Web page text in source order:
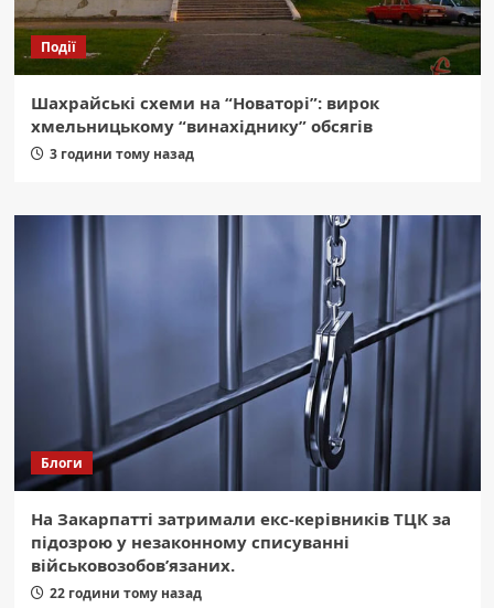
Події
Шахрайські схеми на “Новаторі”: вирок
хмельницькому “винахіднику” обсягів
3 години тому назад
Блоги
На Закарпатті затримали екс-керівників ТЦК за
підозрою у незаконному списуванні
військовозобов’язаних.
22 години тому назад